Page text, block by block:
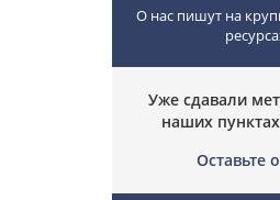
О нас пишут на
Уже сдавали
наших
Оставьте